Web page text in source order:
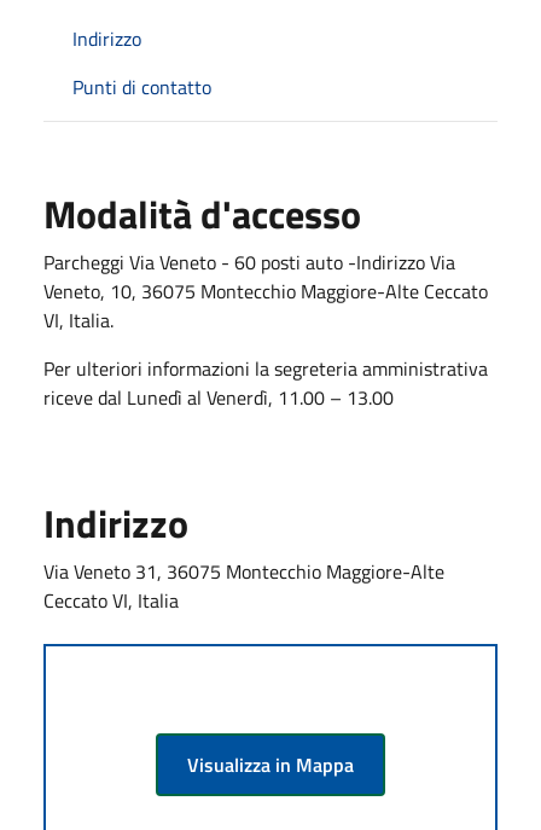
Indirizzo
Punti di contatto
Modalità d'accesso
Parcheggi Via Veneto - 60 posti auto -Indirizzo Via
Veneto, 10, 36075 Montecchio Maggiore-Alte Ceccato
VI, Italia.
Per ulteriori informazioni la segreteria amministrativa
riceve dal Lunedì al Venerdì, 11.00 – 13.00
Indirizzo
Via Veneto 31, 36075 Montecchio Maggiore-Alte
Ceccato VI, Italia
Visualizza in Mappa